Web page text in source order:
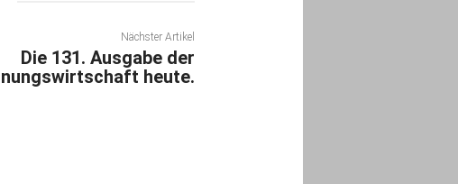
Nächster Artikel
Die 131. Ausgabe der
heute.